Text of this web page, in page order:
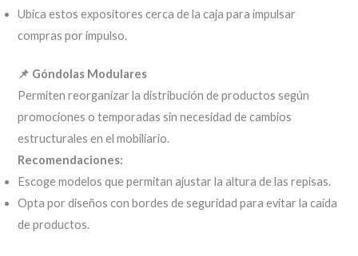
Ubica estos expositores cerca de la caja para impulsar
compras por impulso.
📌 Góndolas Modulares
Permiten reorganizar la distribución de productos según
promociones o temporadas sin necesidad de cambios
estructurales en el mobiliario.
Recomendaciones:
Escoge modelos que permitan ajustar la altura de las repisas.
Opta por diseños con bordes de seguridad para evitar la caída
de productos.